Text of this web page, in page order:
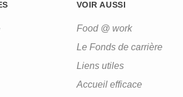
VOIR AUSSI
Food @ work
Le Fonds de carrière
Liens utiles
Accueil efficace